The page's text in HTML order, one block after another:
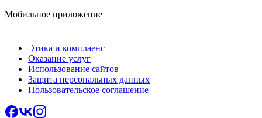
Мобильное приложение
Этика и комплаенс
Оказание услуг
Использование сайтов
Защита персональных данных
Пользовательское соглашение